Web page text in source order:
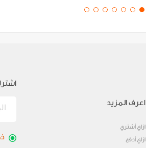
اعرف المزيد
ازاي أشتري
ازاي أدفع